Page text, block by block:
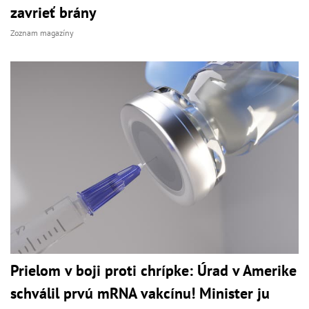
zavrieť brány
Zoznam magazíny
Prielom v boji proti chrípke: Úrad v Amerike
schválil prvú mRNA vakcínu! Minister ju